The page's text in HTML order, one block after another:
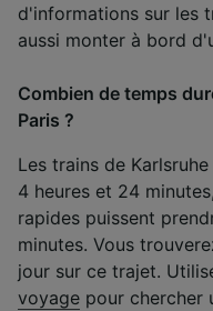
d'informations sur les
aussi monter à bord
Combien de temps
Paris ?
Les trains de
4 heures et 24
rapides puissent
minutes. Vous
jour sur ce trajet.
voyage pour chercher